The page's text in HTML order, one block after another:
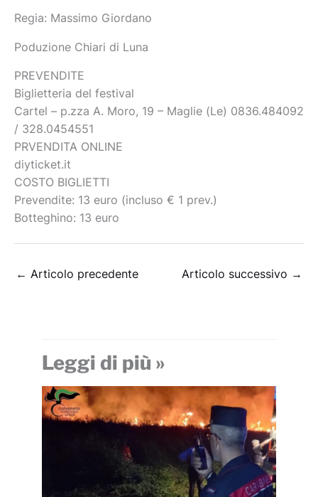
Regia: Massimo Giordano
Poduzione Chiari di Luna
PREVENDITE
Biglietteria del festival
Cartel – p.zza A. Moro, 19 – Maglie (Le) 0836.484092
/ 328.0454551
PRVENDITA ONLINE
diyticket.it
COSTO BIGLIETTI
Prevendite: 13 euro (incluso € 1 prev.)
Botteghino: 13 euro
← Articolo precedente Articolo successivo →
Leggi di più »